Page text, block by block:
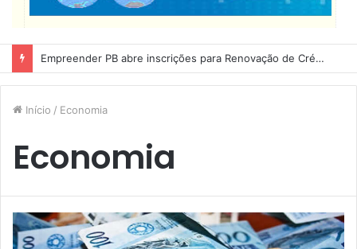
Empreender PB abre inscrições para Renovação de Crédito
Início / Economia
Economia